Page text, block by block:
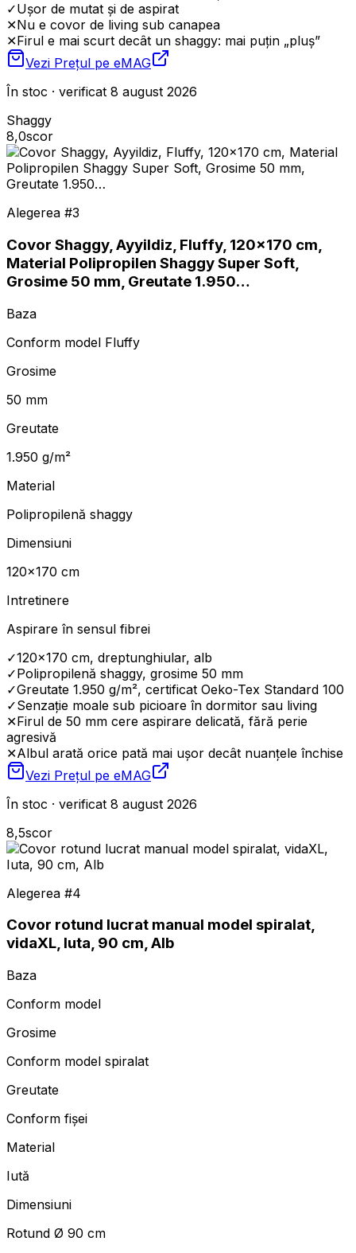
✓Ușor de mutat și de aspirat
✕Nu e covor de living sub canapea
✕Firul e mai scurt decât un shaggy: mai puțin „pluș”
Vezi Prețul pe eMAG
În stoc · verificat 8 august 2026
Shaggy
8,0scor
Alegerea #3
Covor Shaggy, Ayyildiz, Fluffy, 120x170 cm,
Material Polipropilen Shaggy Super Soft,
Grosime 50 mm, Greutate 1.950…
Baza
Conform model Fluffy
Grosime
50 mm
Greutate
1.950 g/m²
Material
Polipropilenă shaggy
Dimensiuni
120×170 cm
Intretinere
Aspirare în sensul fibrei
✓120×170 cm, dreptunghiular, alb
✓Polipropilenă shaggy, grosime 50 mm
✓Greutate 1.950 g/m², certificat Oeko-Tex Standard 100
✓Senzație moale sub picioare în dormitor sau living
✕Firul de 50 mm cere aspirare delicată, fără perie
agresivă
✕Albul arată orice pată mai ușor decât nuanțele închise
Vezi Prețul pe eMAG
În stoc · verificat 8 august 2026
8,5scor
Alegerea #4
Covor rotund lucrat manual model spiralat,
vidaXL, Iuta, 90 cm, Alb
Baza
Conform model
Grosime
Conform model spiralat
Greutate
Conform fișei
Material
Iută
Dimensiuni
Rotund Ø 90 cm